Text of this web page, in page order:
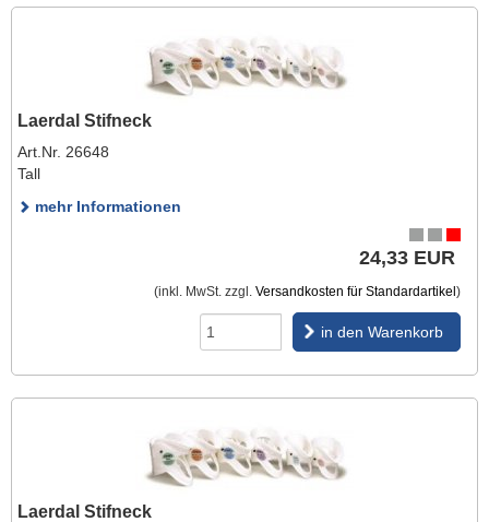
Laerdal Stifneck
Art.Nr. 26648
Tall
mehr Informationen
24,33 EUR
(inkl. MwSt. zzgl. Versandkosten für Standardartikel )
in den Warenkorb
Laerdal Stifneck